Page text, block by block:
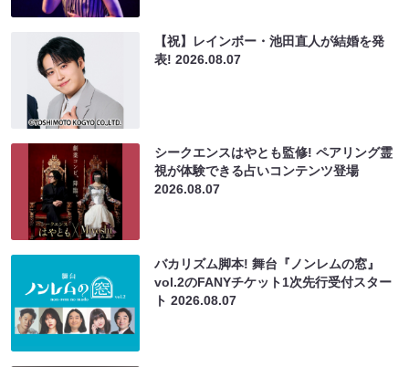
【祝】レインボー・池田直人が結婚を発
表!2026.08.07
シークエンスはやとも監修! ペアリング霊
視が体験できる占いコンテンツ登場
2026.08.07
バカリズム脚本! 舞台『ノンレムの窓』
vol.2のFANYチケット1次先行受付スター
ト2026.08.07